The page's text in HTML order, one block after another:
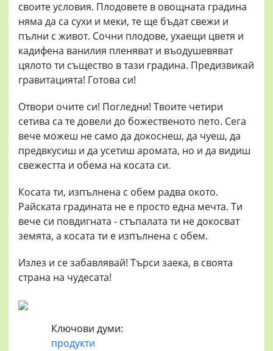
своите условия. Плодовете в овощната градина
няма да са сухи и меки, те ще бъдат свежи и
пълни с живот. Сочни плодове, ухаещи цветя и
кадифена ванилия пленяват и въодушевяват
цялото ти същество в тази градина. Предизвикай
гравитацията! Готова си!
Отвори очите си! Погледни! Твоите четири
сетива са те довели до божественото пето. Сега
вече можеш не само да докоснеш, да чуеш, да
предвкусиш и да усетиш аромата, но и да видиш
свежестта и обема на косата си.
Косата ти, изпълнена с обем радва окото.
Райската градината не е просто една мечта. Ти
вече си повдигната - стъпалата ти не докосват
земята, а косата ти е изпълнена с обем.
Излез и се забавлявай! Търси заека, в своята
страна на чудесата!
Ключови думи:
продукти